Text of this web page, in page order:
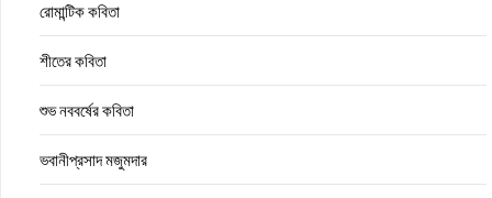
রোমান্টিক কবিতা
শীতের কবিতা
শুভ নববর্ষের কবিতা
ভবানীপ্রসাদ মজুমদার